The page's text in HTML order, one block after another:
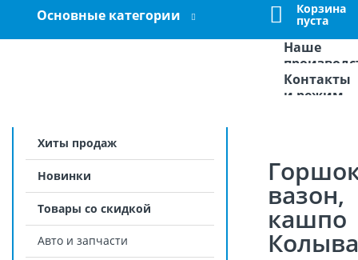
Оплата и
доставка
Наше
Контакты
и режим
Основные категории Корзина
пуста
Хиты продаж
Новинки
Товары со скидкой
Авто и запчасти
вазон,
кашпо